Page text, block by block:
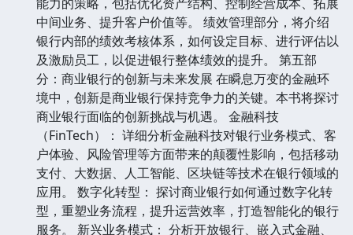
中间业务、提升客户价值等。 绩效管理部分，将介绍
银行内部的绩效考核体系，如何设定目标、进行评估以
及激励员工，以促进银行整体绩效的提升。 第五部
分：商业银行的创新与未来发展 在瞬息万变的金融环
境中，创新是商业银行保持竞争力的关键。本书将探讨
商业银行面临的创新挑战与机遇。 金融科技
（FinTech）： 详细分析金融科技对银行业务模式、客
户体验、风险管理等方面带来的颠覆性影响，包括移动
支付、大数据、人工智能、区块链等技术在银行领域的
应用。 数字化转型： 探讨商业银行如何通过数字化转
型，重塑业务流程，提升运营效率，打造智能化的银行
服务。 新兴业务模式： 分析开放银行、嵌入式金融、